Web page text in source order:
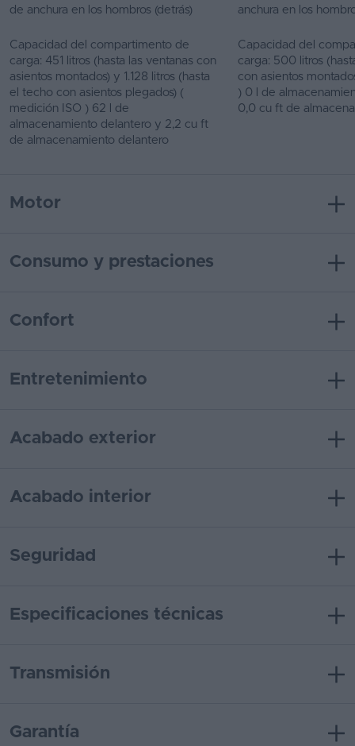
de anchura en los hombros (detrás) anchura en los
Capacidad del compartimento de
carga: 451 litros (hasta las ventanas con
asientos montados) y 1.128 litros (hasta
el techo con asientos plegados) (
medición ISO ) 62 l de
almacenamiento delantero y 2,2 cu ft
de almacenamiento delantero
Capacidad del
carga: 500 litros
con asientos
) 0 l de
0,0 cu ft de
Motor
Consumo y prestaciones
Confort
Entretenimiento
Acabado exterior
Acabado interior
Seguridad
Especificaciones técnicas
Transmisión
Garantía